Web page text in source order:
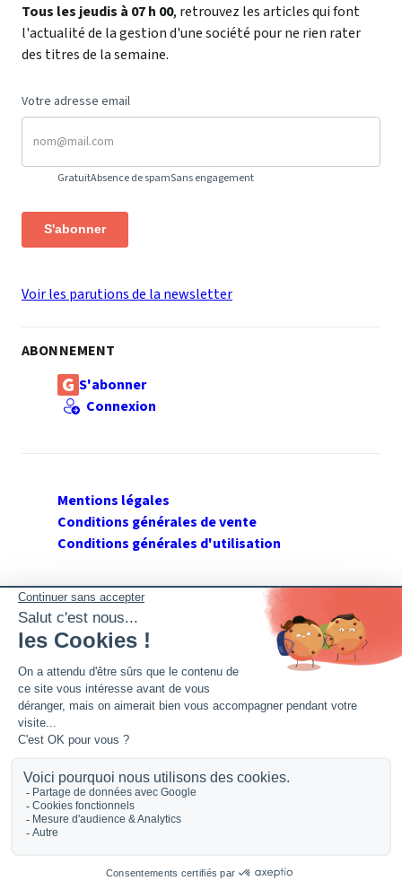
Tous les jeudis à 07 h 00, retrouvez les articles qui font
l'actualité de la gestion d'une société pour ne rien rater
des titres de la semaine.
Votre adresse email
GratuitAbsence de spamSans engagement
S'abonner
Voir les parutions de la newsletter
ABONNEMENT
S'abonner
Connexion
Mentions légales
Conditions générales de vente
Conditions générales d'utilisation
SUIVEZ GERANT DE SARL
Twitter
Facebook